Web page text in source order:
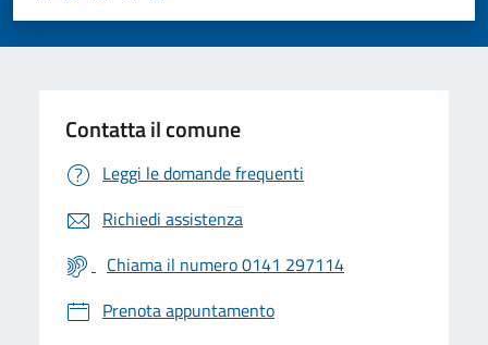
Valuta 5 stelle su 5
Valuta 4 stelle su 5
Valuta 3 stelle su 5
Valuta 2 stelle su 5
Valuta 1 stelle su 5
Contatta il comune
Leggi le domande frequenti
Richiedi assistenza
Chiama il numero 0141 297114
Prenota appuntamento